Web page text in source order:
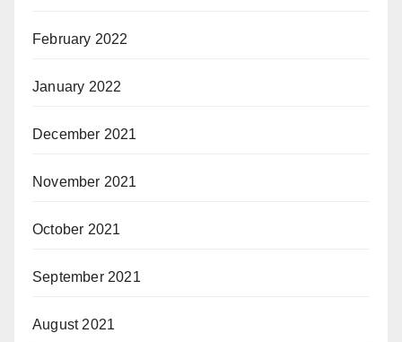
February 2022
January 2022
December 2021
November 2021
October 2021
September 2021
August 2021